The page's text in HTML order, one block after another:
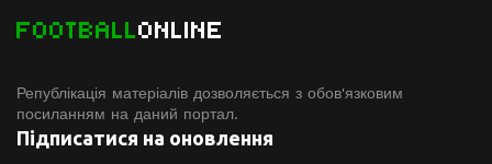
FOOTBALLONLINE
Републікація матеріалів дозволяється з обов'язковим
посиланням на даний портал.
Підписатися на оновлення